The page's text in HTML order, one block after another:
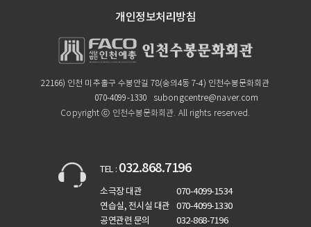
개인정보처리방침
22166) 인천 미추홀구 수봉안길 78(숭의4동 7-4) 인천수봉문화회관
070-4099-1330
subongcentre@naver.com
Copyright ⓒ 인천수봉문화회관. All rights reserved.
TEL : 032.868.7196
소극장 대관
070-4099-1534
연습실, 전시실 대관
070-4099-1330
공연관련 문의
032-868-7196